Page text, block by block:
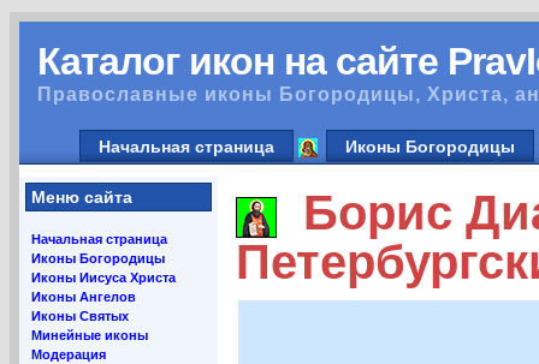
Каталог икон на сайте
Православные иконы Богородицы, Христа,
Начальная страница Иконы Богородицы
Меню сайта
Начальная страница
Иконы Богородицы
Иконы Иисуса Христа
Иконы Ангелов
Иконы Святых
Минейные иконы
Модерация
Борис